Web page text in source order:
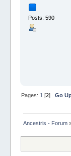
Posts: 590
Pages: 1[2] Go
Ancestris - Forum